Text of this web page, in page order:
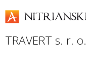
TRAVERT s. r. o.